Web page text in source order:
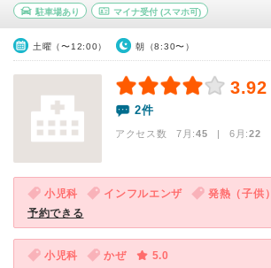
駐車場あり マイナ受付(スマホ可)
土曜（〜12:00） 朝（8:30〜）
3.92
2件
アクセス数 7月:45 | 6月:22
小児科 インフルエンザ 発熱（子供）
予約できる
小児科 かぜ
5.0